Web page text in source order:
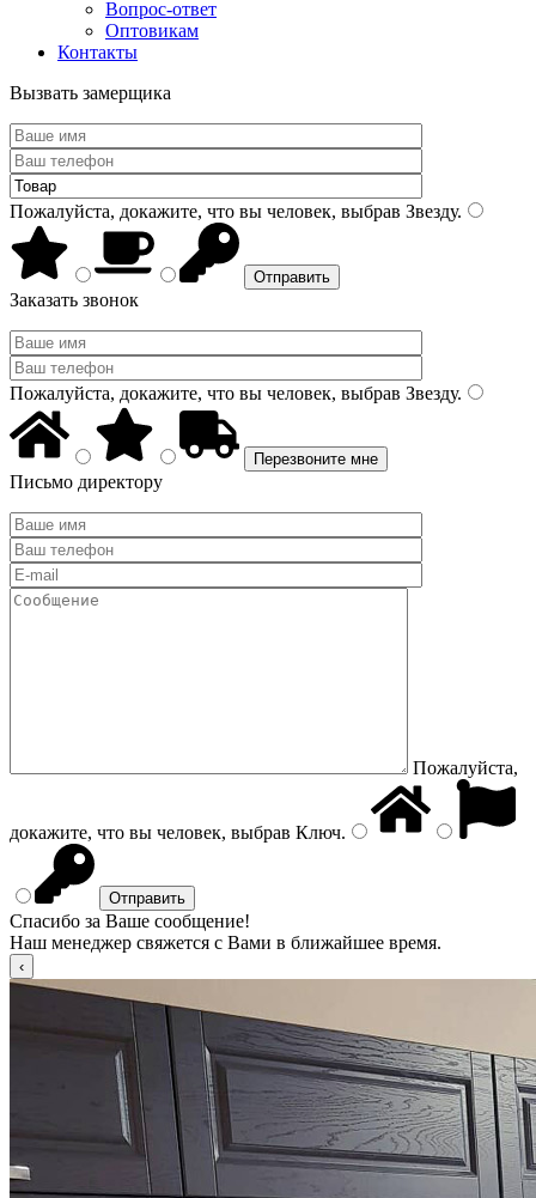
Вопрос-ответ
Оптовикам
Контакты
Вызвать замерщика
Пожалуйста, докажите, что вы человек, выбрав Звезду.
Заказать звонок
Пожалуйста, докажите, что вы человек, выбрав Звезду.
Письмо директору
Пожалуйста,
докажите, что вы человек, выбрав Ключ.
Спасибо за Ваше сообщение!
Наш менеджер свяжется с Вами в ближайшее время.